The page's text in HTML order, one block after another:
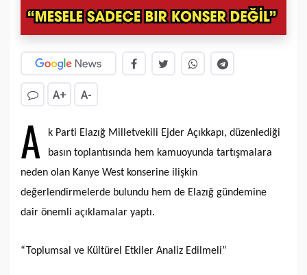
A+ A-
A
k Parti Elazığ Milletvekili Ejder Açıkkapı, düzenlediği
basın toplantısında hem kamuoyunda tartışmalara
neden olan Kanye West konserine ilişkin
değerlendirmelerde bulundu hem de Elazığ gündemine
dair önemli açıklamalar yaptı.
“Toplumsal ve Kültürel Etkiler Analiz Edilmeli”